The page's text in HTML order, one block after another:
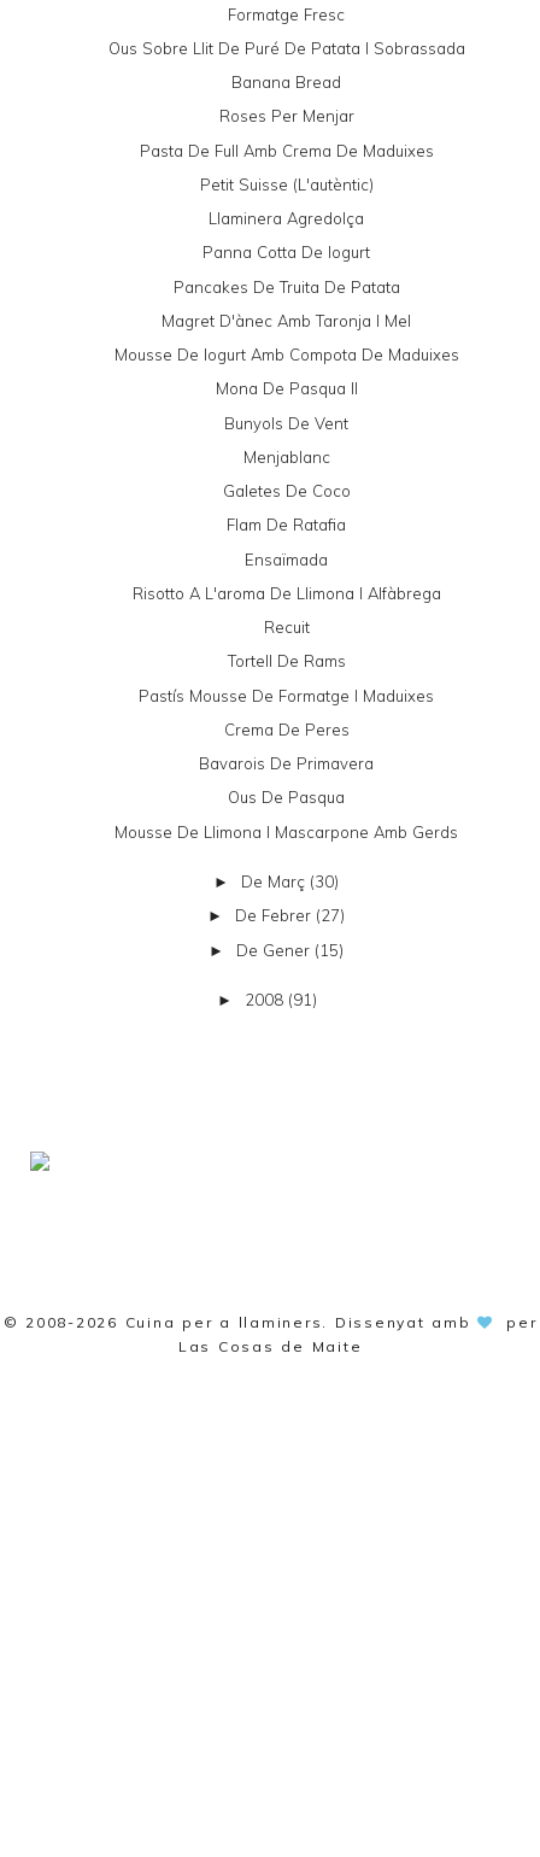
Formatge Fresc
Ous Sobre Llit De Puré De Patata I Sobrassada
Banana Bread
Roses Per Menjar
Pasta De Full Amb Crema De Maduixes
Petit Suisse (l'autèntic)
Llaminera Agredolça
Panna Cotta De Iogurt
Pancakes De Truita De Patata
Magret D'ànec Amb Taronja I Mel
Mousse De Iogurt Amb Compota De Maduixes
Mona De Pasqua II
Bunyols De Vent
Menjablanc
Galetes De Coco
Flam De Ratafia
Ensaïmada
Risotto A L'aroma De Llimona I Alfàbrega
Recuit
Tortell De Rams
Pastís Mousse De Formatge I Maduixes
Crema De Peres
Bavarois De Primavera
Ous De Pasqua
Mousse De Llimona I Mascarpone Amb Gerds
► De Març (30)
► De Febrer (27)
► De Gener (15)
► 2008 (91)
© 2008-2026 Cuina per a llaminers . Dissenyat amb
per
Las Cosas de Maite